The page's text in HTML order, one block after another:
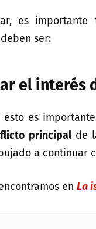
es importante
ser:
el interés
esto es importante
principalde
a continuar
en La